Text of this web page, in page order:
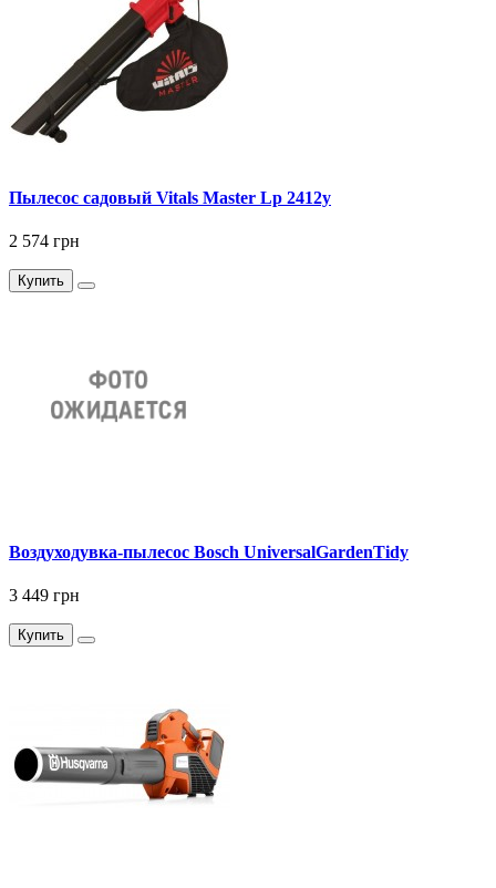
Пылесос садовый Vitals Master Lp 2412y
2 574 грн
Купить
Воздуходувка-пылесос Bosch UniversalGardenTidy
3 449 грн
Купить